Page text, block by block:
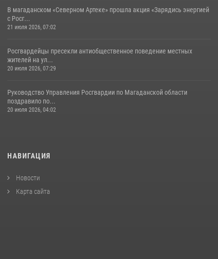
В магаданском «Северном Артеке» прошла акция «Зарядись энергией
с Росг...
21 июля 2026, 07:02
Росгвардейцы пресекли антиобщественное поведение местных
жителей на ул...
20 июля 2026, 07:29
Руководство Управления Росгвардии по Магаданской области
поздравило по...
20 июля 2026, 04:02
НАВИГАЦИЯ
Новости
Карта сайта